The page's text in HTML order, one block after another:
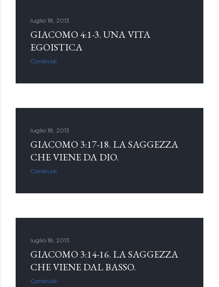
luglio 18, 2013
GIACOMO 4:1-3. UNA VITA
EGOISTICA
Condividi
luglio 18, 2013
GIACOMO 3:17-18. LA SAGGEZZA
CHE VIENE DA DIO.
Condividi
luglio 18, 2013
GIACOMO 3:14-16. LA SAGGEZZA
CHE VIENE DAL BASSO.
Condividi